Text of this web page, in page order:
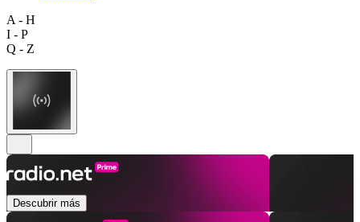
A - H
I - P
Q - Z
Descubrir más